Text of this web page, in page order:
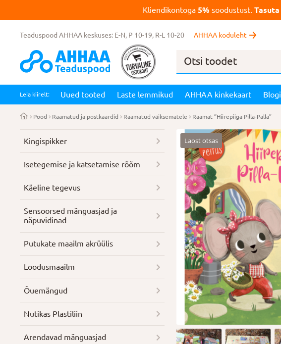
Kliendikontoga5% soodustust. Tasuta
Teaduspood AHHAA keskuses: E-N, P 10-19, R-L 10-20 AHHAA koduleht
Products
Leia kiirelt: Uued tooted Laste lemmikud AHHAA kinkekaart Blogi
Pood Raamatud ja postkaardid Raamatud väiksematele Raamat “Hiirepiiga Pilla-Palla”
Laost otsas
Kingispikker
Isetegemise ja katsetamise rõõm
Käeline tegevus
Sensoorsed mänguasjad ja
näpuvidinad
Putukate maailm akrüülis
Loodusmaailm
Õuemängud
Nutikas Plastiliin
Arendavad mänguasjad